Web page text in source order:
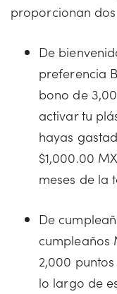
proporcionan
De
preferencia
bono de
activar tu
hayas
$1,000.00
meses de la
De
cumpleaños
2,000
lo largo de